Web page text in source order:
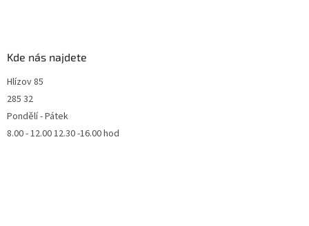
Kde nás najdete
Hlízov 85
285 32
Pondělí - Pátek
8.00 - 12.00 12.30 -16.00 hod